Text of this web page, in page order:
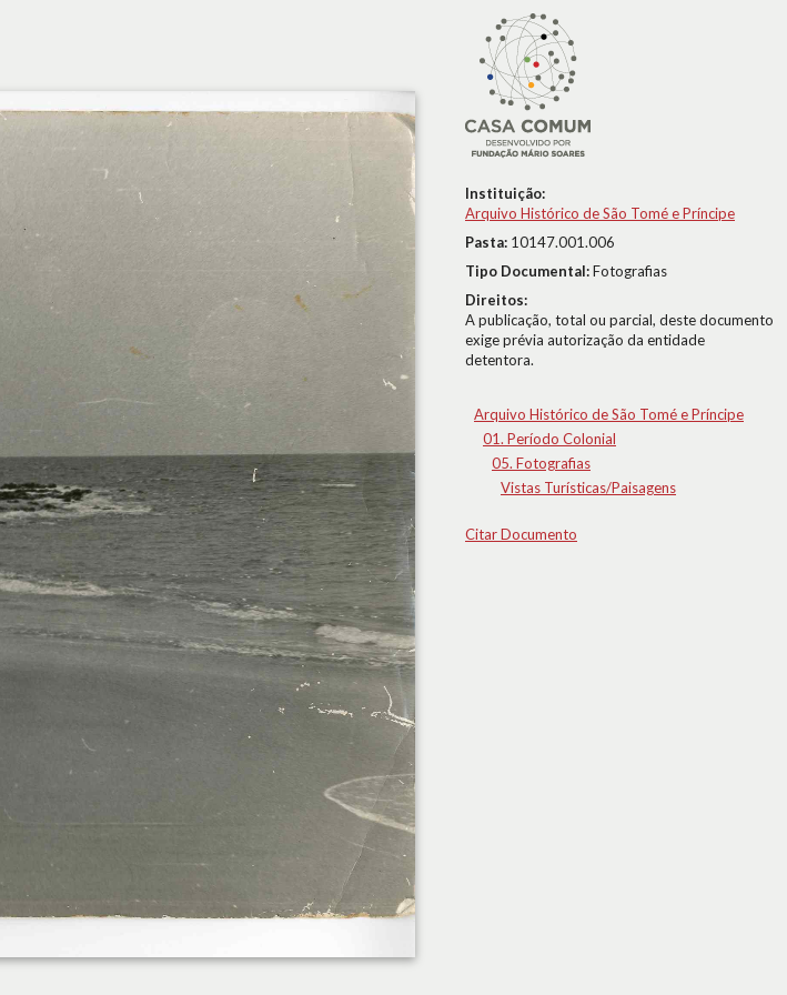
Instituição:
Arquivo Histórico de São Tomé e Príncipe
Pasta: 10147.001.006
Tipo Documental:Fotografias
Direitos:
A publicação, total ou parcial, deste documento
exige prévia autorização da entidade
detentora.
Arquivo Histórico de São Tomé e Príncipe
01. Período Colonial
05. Fotografias
Vistas Turísticas/Paisagens
Citar Documento